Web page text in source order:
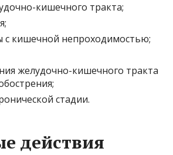
кишечного тракта;
с кишечной непроходимостью;
желудочно-кишечного тракта
стадии.
действия